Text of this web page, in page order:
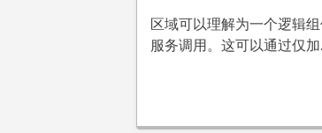
区域可以理解为一个逻辑
服务调用。这可以通过仅加